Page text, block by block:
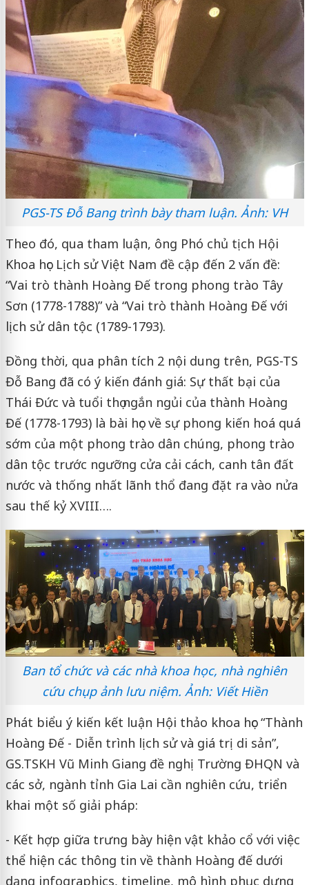
PGS-TS Đỗ Bang trình bày tham luận. Ảnh: VH
Theo đó, qua tham luận, ông Phó chủ tịch Hội
Khoa học Lịch sử Việt Nam đề cập đến 2 vấn đề:
“Vai trò thành Hoàng Đế trong phong trào Tây
Sơn (1778-1788)” và “Vai trò thành Hoàng Đế với
lịch sử dân tộc (1789-1793).
Đồng thời, qua phân tích 2 nội dung trên, PGS-TS
Đỗ Bang đã có ý kiến đánh giá: Sự thất bại của
Thái Đức và tuổi thọ ngắn ngủi của thành Hoàng
Đế (1778-1793) là bài học về sự phong kiến hoá quá
sớm của một phong trào dân chúng, phong trào
dân tộc trước ngưỡng cửa cải cách, canh tân đất
nước và thống nhất lãnh thổ đang đặt ra vào nửa
sau thế kỷ XVIII….
Ban tổ chức và các nhà khoa học, nhà nghiên
cứu chụp ảnh lưu niệm. Ảnh: Viết Hiền
Phát biểu ý kiến kết luận Hội thảo khoa học “Thành
Hoàng Đế - Diễn trình lịch sử và giá trị di sản”,
GS.TSKH Vũ Minh Giang đề nghị Trường ĐHQN và
các sở, ngành tỉnh Gia Lai cần nghiên cứu, triển
khai một số giải pháp:
- Kết hợp giữa trưng bày hiện vật khảo cổ với việc
thể hiện các thông tin về thành Hoàng đế dưới
dạng infographics, timeline, mô hình phục dựng